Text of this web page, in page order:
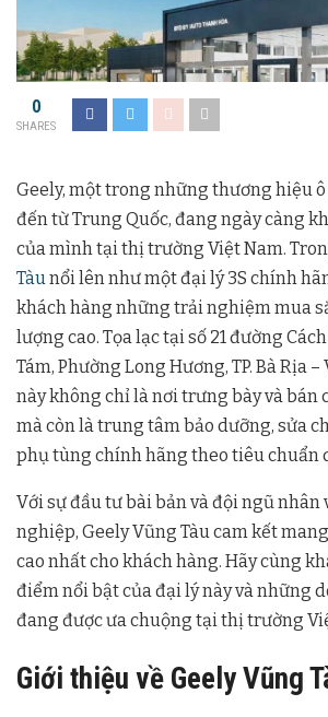
0
SHARES
Geely, một trong những thương hiệu
đến từ Trung Quốc, đang ngày càng
của mình tại thị trường Việt Nam.
Tàu nổi lên như một đại lý 3S chính
khách hàng những trải nghiệm mua
lượng cao. Tọa lạc tại số 21 đường
Tám, Phường Long Hương, TP. Bà Rịa
này không chỉ là nơi trưng bày và bán
mà còn là trung tâm bảo dưỡng, sửa
phụ tùng chính hãng theo tiêu chuẩn
Với sự đầu tư bài bản và đội ngũ nhân
nghiệp, Geely Vũng Tàu cam kết
cao nhất cho khách hàng. Hãy cùng
điểm nổi bật của đại lý này và những
đang được ưa chuộng tại thị trường
Giới thiệu về Geely Vũng